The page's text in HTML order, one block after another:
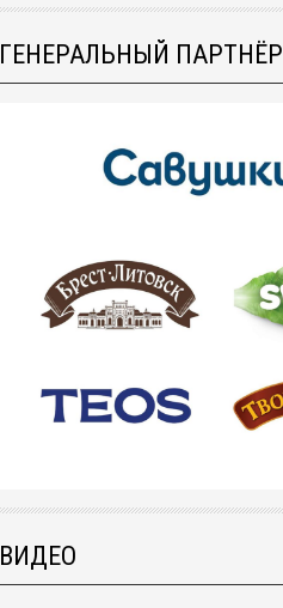
ГЕНЕРАЛЬНЫЙ ПАРТНЁР
ВИДЕО